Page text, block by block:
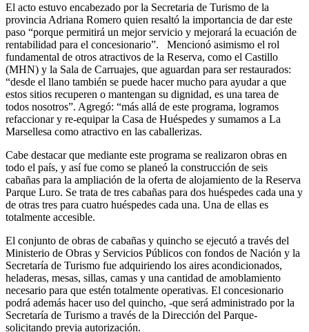
El acto estuvo encabezado por la Secretaria de Turismo de la
provincia Adriana Romero quien resaltó la importancia de dar este
paso “porque permitirá un mejor servicio y mejorará la ecuación de
rentabilidad para el concesionario”. Mencionó asimismo el rol
fundamental de otros atractivos de la Reserva, como el Castillo
(MHN) y la Sala de Carruajes, que aguardan para ser restaurados:
“desde el llano también se puede hacer mucho para ayudar a que
estos sitios recuperen o mantengan su dignidad, es una tarea de
todos nosotros”. Agregó: “más allá de este programa, logramos
refaccionar y re-equipar la Casa de Huéspedes y sumamos a La
Marsellesa como atractivo en las caballerizas.
Cabe destacar que mediante este programa se realizaron obras en
todo el país, y así fue como se planeó la construcción de seis
cabañas para la ampliación de la oferta de alojamiento de la Reserva
Parque Luro. Se trata de tres cabañas para dos huéspedes cada una y
de otras tres para cuatro huéspedes cada una. Una de ellas es
totalmente accesible.
El conjunto de obras de cabañas y quincho se ejecutó a través del
Ministerio de Obras y Servicios Públicos con fondos de Nación y la
Secretaría de Turismo fue adquiriendo los aires acondicionados,
heladeras, mesas, sillas, camas y una cantidad de amoblamiento
necesario para que estén totalmente operativas. El concesionario
podrá además hacer uso del quincho, -que será administrado por la
Secretaría de Turismo a través de la Dirección del Parque-
solicitando previa autorización.